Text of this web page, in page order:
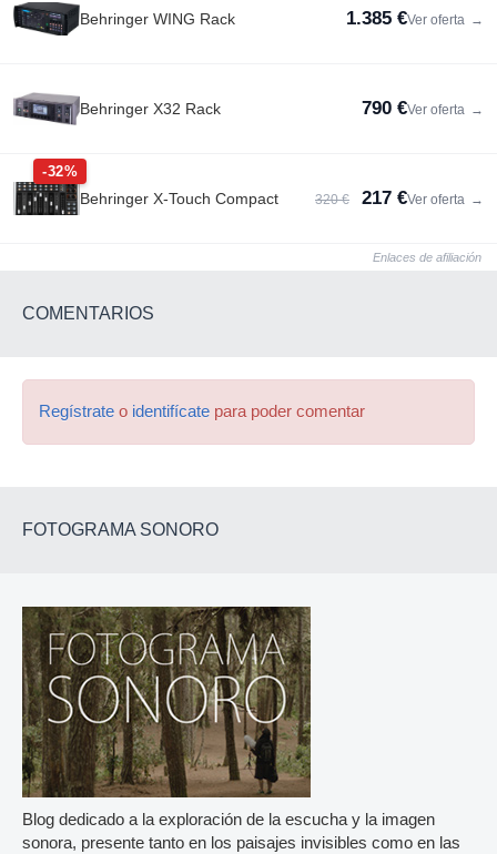
Behringer WING Rack 1.385 €Ver oferta →
Behringer X32 Rack 790 €Ver oferta →
-32%
Behringer X-Touch Compact 320 € 217 €Ver oferta →
Enlaces de afiliación
COMENTARIOS
Regístrate o identifícate para poder comentar
FOTOGRAMA SONORO
Blog dedicado a la exploración de la escucha y la imagen
sonora, presente tanto en los paisajes invisibles como en las